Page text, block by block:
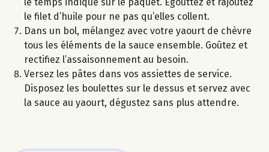
le filet d’huile pour ne pas qu’elles collent.
Dans un bol, mélangez avec votre yaourt de chèvre
tous les éléments de la sauce ensemble. Goûtez et
rectifiez l’assaisonnement au besoin.
Versez les pâtes dans vos assiettes de service.
Disposez les boulettes sur le dessus et servez avec
la sauce au yaourt, dégustez sans plus attendre.